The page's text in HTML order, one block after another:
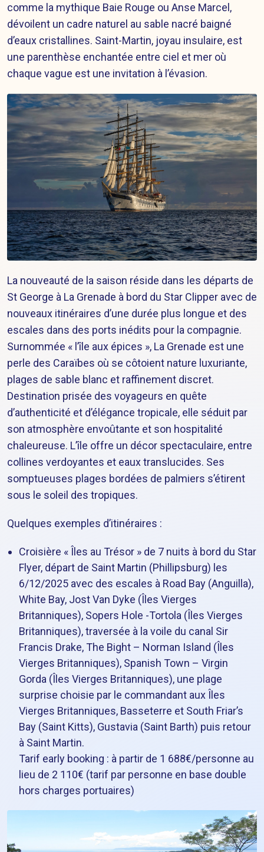
comme la mythique Baie Rouge ou Anse Marcel,
dévoilent un cadre naturel au sable nacré baigné
d’eaux cristallines. Saint-Martin, joyau insulaire, est
une parenthèse enchantée entre ciel et mer où
chaque vague est une invitation à l’évasion.
La nouveauté de la saison réside dans les départs de
St George à La Grenade à bord du Star Clipper avec de
nouveaux itinéraires d’une durée plus longue et des
escales dans des ports inédits pour la compagnie.
Surnommée « l’île aux épices », La Grenade est une
perle des Caraïbes où se côtoient nature luxuriante,
plages de sable blanc et raffinement discret.
Destination prisée des voyageurs en quête
d’authenticité et d’élégance tropicale, elle séduit par
son atmosphère envoûtante et son hospitalité
chaleureuse. L’île offre un décor spectaculaire, entre
collines verdoyantes et eaux translucides. Ses
somptueuses plages bordées de palmiers s’étirent
sous le soleil des tropiques.
Quelques exemples d’itinéraires :
Croisière « Îles au Trésor » de 7 nuits à bord du Star
Flyer, départ de Saint Martin (Phillipsburg) les
6/12/2025 avec des escales à Road Bay (Anguilla),
White Bay, Jost Van Dyke (Îles Vierges
Britanniques), Sopers Hole -Tortola (Îles Vierges
Britanniques), traversée à la voile du canal Sir
Francis Drake, The Bight – Norman Island (Îles
Vierges Britanniques), Spanish Town – Virgin
Gorda (Îles Vierges Britanniques), une plage
surprise choisie par le commandant aux Îles
Vierges Britanniques, Basseterre et South Friar’s
Bay (Saint Kitts), Gustavia (Saint Barth) puis retour
à Saint Martin.
Tarif early booking : à partir de 1 688€/personne au
lieu de 2 110€ (tarif par personne en base double
hors charges portuaires)